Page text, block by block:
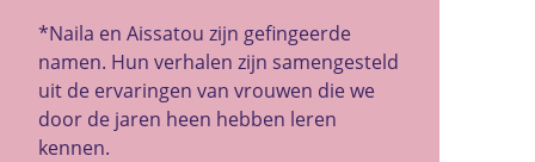
*Naila en Aissatou zijn gefingeerde
namen. Hun verhalen zijn samengesteld
uit de ervaringen van vrouwen die we
door de jaren heen hebben leren
kennen.